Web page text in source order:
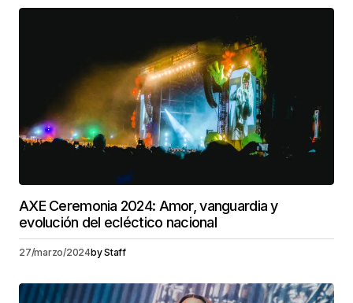
AXE Ceremonia 2024: Amor, vanguardia y
evolución del ecléctico nacional
27/marzo/2024byStaff